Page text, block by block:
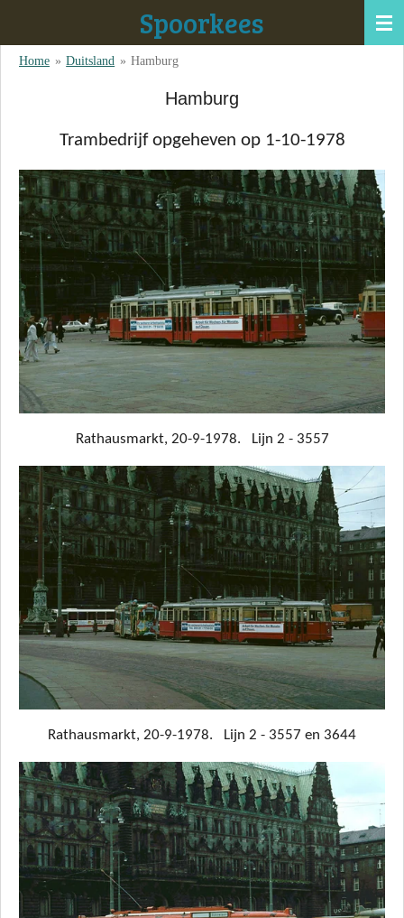
naar
Spoorkees
Home » Duitsland » Hamburg
Hamburg
Trambedrijf opgeheven op 1-10-1978
Rathausmarkt, 20-9-1978. Lijn 2 - 3557
Rathausmarkt, 20-9-1978. Lijn 2 - 3557 en 3644